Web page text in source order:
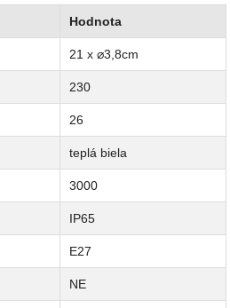
Hodnota
21 x ⌀3,8cm
230
26
teplá biela
3000
IP65
E27
NE